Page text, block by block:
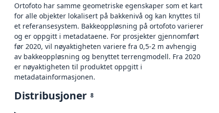
Ortofoto har samme geometriske egenskaper som et kart
for alle objekter lokalisert på bakkenivå og kan knyttes til
et referansesystem. Bakkeoppløsning på ortofoto varierer
og er oppgitt i metadataene. For prosjekter gjennomført
før 2020, vil nøyaktigheten variere fra 0,5-2 m avhengig
av bakkeoppløsning og benyttet terrengmodell. Fra 2020
er nøyaktigheten til produktet oppgitt i
metadatainformasjonen.
Distribusjoner 8